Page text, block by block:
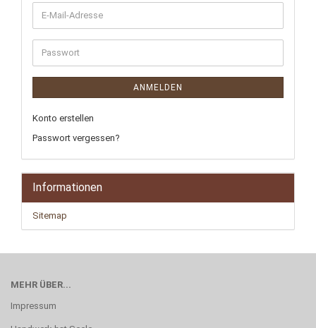
ANMELDEN
Konto erstellen
Passwort vergessen?
Informationen
Sitemap
MEHR ÜBER...
Impressum